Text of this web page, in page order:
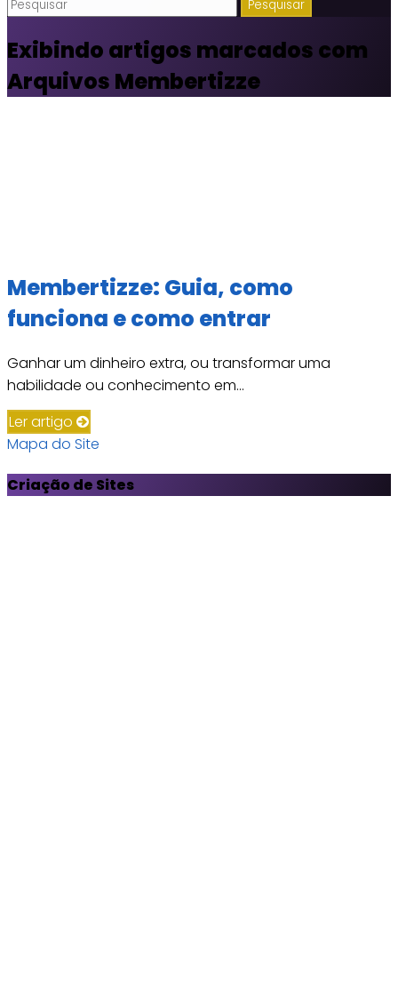
Exibindo artigos marcados com
Arquivos Membertizze
Membertizze: Guia, como
funciona e como entrar
Ganhar um dinheiro extra, ou transformar uma
habilidade ou conhecimento em...
Ler artigo
Mapa do Site
Criação de Sites